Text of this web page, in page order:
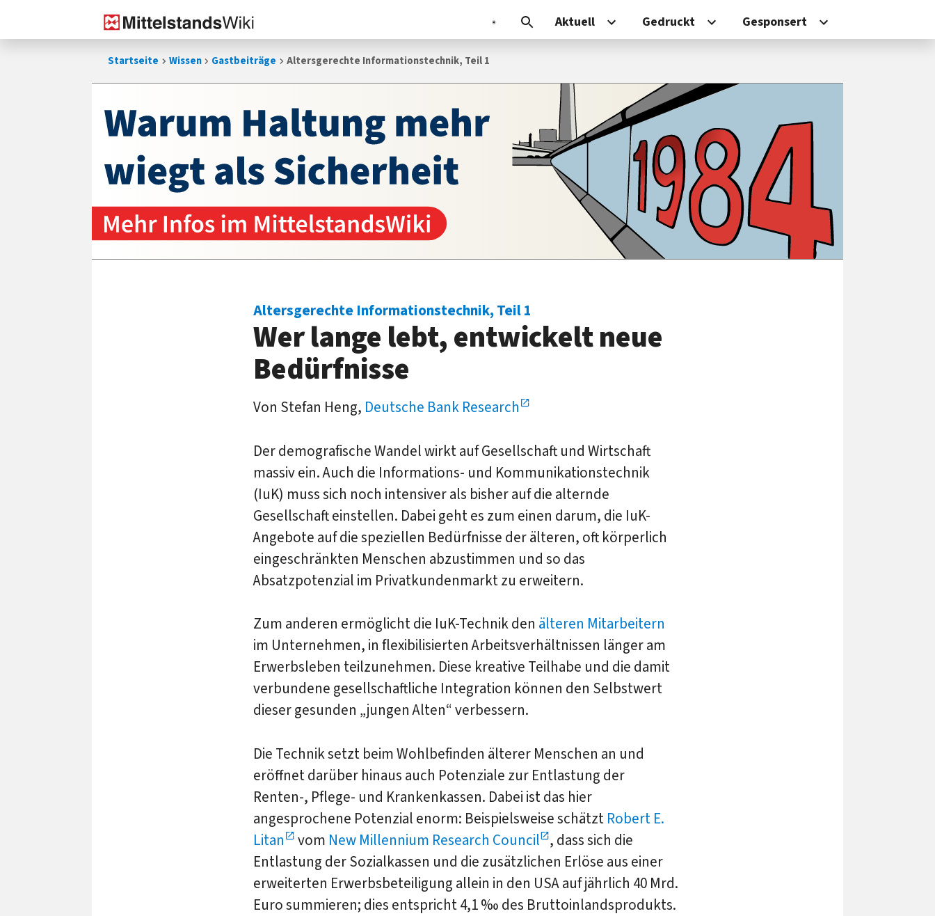
Aktuell Gedruckt Gesponsert
Startseite Wissen Gastbeiträge Altersgerechte Informationstechnik, Teil 1
Altersgerechte Informationstechnik, Teil 1
Wer lange lebt, entwickelt neue
Bedürfnisse
Von Stefan Heng, Deutsche Bank Research
Der demografische Wandel wirkt auf Gesellschaft und Wirtschaft
massiv ein. Auch die Informations- und Kommunikationstechnik
(IuK) muss sich noch intensiver als bisher auf die alternde
Gesellschaft einstellen. Dabei geht es zum einen darum, die IuK-
Angebote auf die speziellen Bedürfnisse der älteren, oft körperlich
eingeschränkten Menschen abzustimmen und so das
Absatzpotenzial im Privatkundenmarkt zu erweitern.
Zum anderen ermöglicht die IuK-Technik den älteren Mitarbeitern
im Unternehmen, in flexibilisierten Arbeitsverhältnissen länger am
Erwerbsleben teilzunehmen. Diese kreative Teilhabe und die damit
verbundene gesellschaftliche Integration können den Selbstwert
dieser gesunden „jungen Alten“ verbessern.
Die Technik setzt beim Wohlbefinden älterer Menschen an und
eröffnet darüber hinaus auch Potenziale zur Entlastung der
Renten-, Pflege- und Krankenkassen. Dabei ist das hier
angesprochene Potenzial enorm: Beispielsweise schätzt Robert E.
Litan
vom New Millennium Research Council , dass sich die
Entlastung der Sozialkassen und die zusätzlichen Erlöse aus einer
erweiterten Erwerbsbeteiligung allein in den USA auf jährlich 40 Mrd.
Euro summieren; dies entspricht 4,1 ‰ des Bruttoinlandsprodukts.